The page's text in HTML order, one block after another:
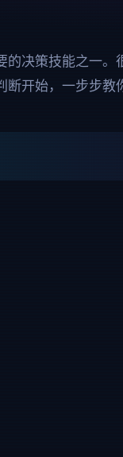
决策技能之一
开始，一步步教